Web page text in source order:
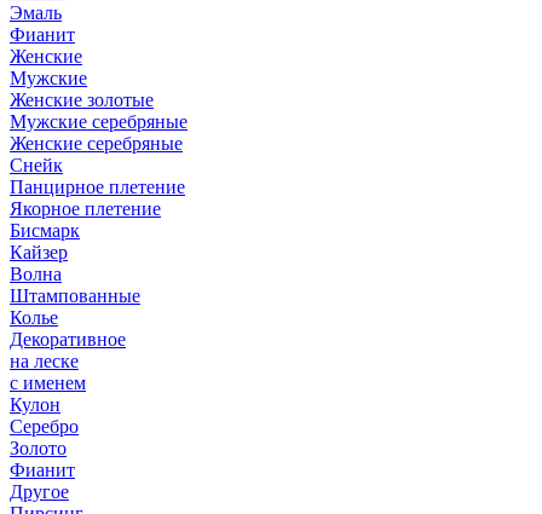
Эмаль
Фианит
Женские
Мужские
Женские золотые
Мужские серебряные
Женские серебряные
Снейк
Панцирное плетение
Якорное плетение
Бисмарк
Кайзер
Волна
Штампованные
Колье
Декоративное
на леске
с именем
Кулон
Серебро
Золото
Фианит
Другое